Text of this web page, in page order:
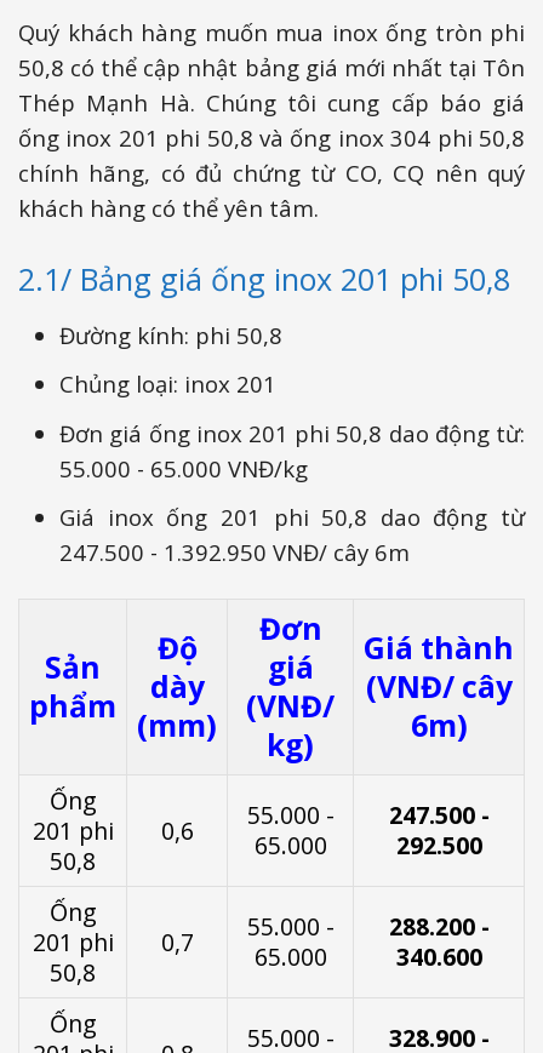
Quý khách hàng muốn mua inox ống tròn phi
50,8 có thể cập nhật bảng giá mới nhất tại Tôn
Thép Mạnh Hà. Chúng tôi cung cấp báo giá
ống inox 201 phi 50,8 và ống inox 304 phi 50,8
chính hãng, có đủ chứng từ CO, CQ nên quý
khách hàng có thể yên tâm.
2.1/ Bảng giá ống inox 201 phi 50,8
Đường kính: phi 50,8
Chủng loại: inox 201
Đơn giá ống inox 201 phi 50,8 dao động từ:
55.000 - 65.000 VNĐ/kg
Giá inox ống 201 phi 50,8 dao động từ
247.500 - 1.392.950 VNĐ/ cây 6m
Sản
phẩm
Độ
dày
(mm)
Đơn
giá
(VNĐ/
kg)
Giá thành
(VNĐ/ cây
6m)
Ống
201 phi
50,8
0,6
55.000 -
65.000
247.500 -
292.500
Ống
201 phi
50,8
0,7
55.000 -
65.000
288.200 -
340.600
Ống
55.000 -
328.900 -